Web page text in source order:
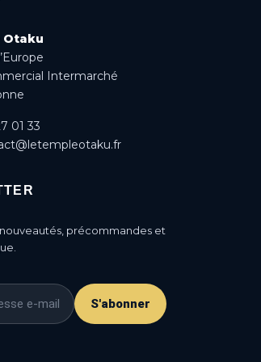
Otaku
Intermarché
01 33
précommandes et
S'abonner